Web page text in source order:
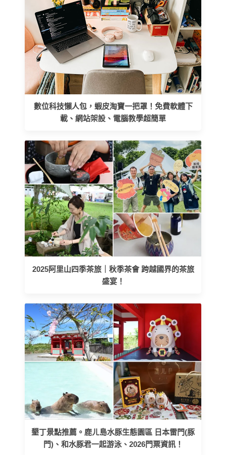
數位科技懶人包，蝦皮淘寶一把罩！免費軟體下
載、網站架設、電腦教學超簡單
2025阿里山四季茶旅｜秋季茶會 跨越國界的茶旅
盛宴！
墾丁景點推薦。鹿ㄦ島水豚生態園區 日本雷門(豚
門)、和水豚君一起游泳、2026門票資訊！